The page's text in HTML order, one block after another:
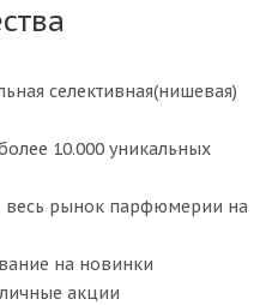
селективная(нишевая)
10.000 уникальных
весь рынок парфюмерии на
на новинки
акции